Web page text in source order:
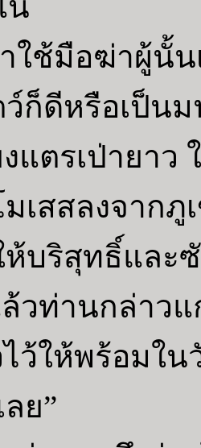
ใช้มือฆ่าผู้นั้น
ว์ก็ดีหรือเป็
แตรเป่ายาว
เสสลงจาก
ห้บริสุทธิ์และ
วท่านกล่าว
ไว้ให้พร้อมใ
ย”